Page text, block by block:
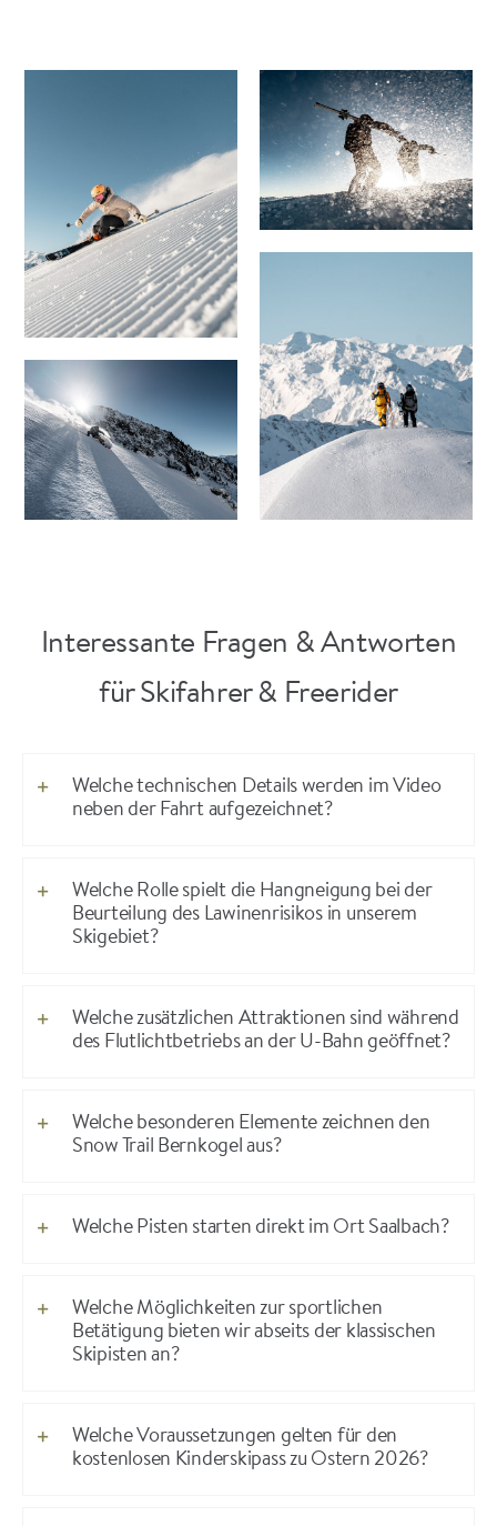
Interessante Fragen & Antworten
für Skifahrer & Freerider
Welche technischen Details werden im Video
neben der Fahrt aufgezeichnet?
Welche Rolle spielt die Hangneigung bei der
Beurteilung des Lawinenrisikos in unserem
Skigebiet?
Welche zusätzlichen Attraktionen sind während
des Flutlichtbetriebs an der U-Bahn geöffnet?
Welche besonderen Elemente zeichnen den
Snow Trail Bernkogel aus?
Welche Pisten starten direkt im Ort Saalbach?
Welche Möglichkeiten zur sportlichen
Betätigung bieten wir abseits der klassischen
Skipisten an?
Welche Voraussetzungen gelten für den
kostenlosen Kinderskipass zu Ostern 2026?